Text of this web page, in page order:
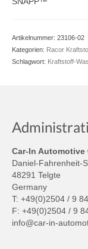
Artikelnummer: 23106-02
Kategorien: Racor
Schlagwort: Kraftstoff-
Car-In Automotive
Daniel-Fahrenheit-
48291 Telgte
Germany
T: +49(0)2504 / 9
F: +49(0)2504 / 9
info@car-in-